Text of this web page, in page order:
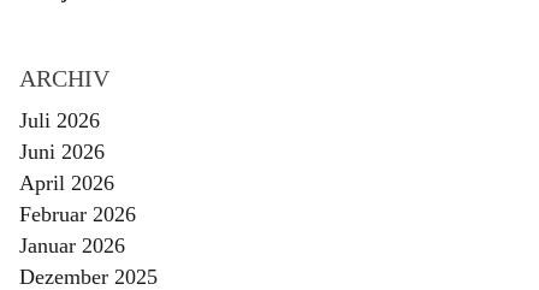
ARCHIV
Juli 2026
Juni 2026
April 2026
Februar 2026
Januar 2026
Dezember 2025